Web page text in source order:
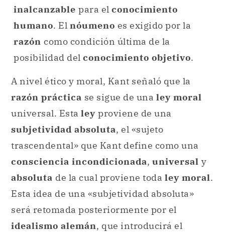
inalcanzable para el conocimiento
humano. El nóumeno es exigido por la
razón como condición última de la
posibilidad del conocimiento objetivo.
A nivel ético y moral, Kant señaló que la
razón práctica se sigue de una ley moral
universal. Esta ley proviene de una
subjetividad absoluta, el «sujeto
trascendental» que Kant define como una
consciencia incondicionada, universal y
absoluta de la cual proviene toda ley moral.
Esta idea de una «subjetividad absoluta»
será retomada posteriormente por el
idealismo alemán, que introducirá el